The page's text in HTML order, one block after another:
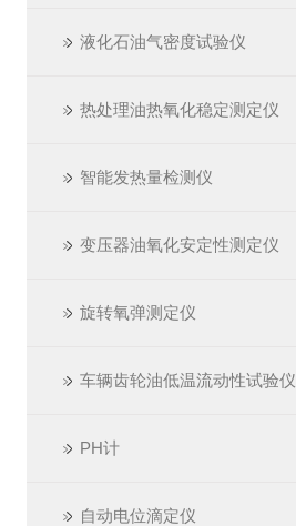
液化石油气密度试验仪
热处理油热氧化稳定测定仪
智能发热量检测仪
变压器油氧化安定性测定仪
旋转氧弹测定仪
车辆齿轮油低温流动性试验仪
PH计
自动电位滴定仪